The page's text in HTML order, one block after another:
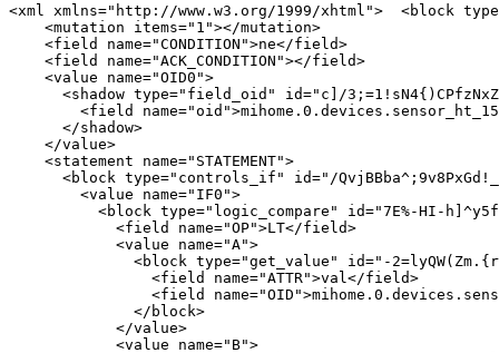
<xml xmlns="http://www.w3.org/1999/xhtml">  <block
    <mutation items="1"></mutation>
    <field name="CONDITION">ne</field>
    <field name="ACK_CONDITION"></field>
    <value name="OID0">
<shadow type="field_oid" id="c]/
<field
      </shadow>
    </value>
    <statement name="STATEMENT">
<block type="controls_if" id="/
        <value name="IF0">
<block type="logic_compare" id="7E%-HI-
            <field name="OP">LT</field>
            <value name="A">
<block type="get_value" id="-
                <field name="ATTR">val</field>
<field
              </block>
            </value>
            <value name="B">